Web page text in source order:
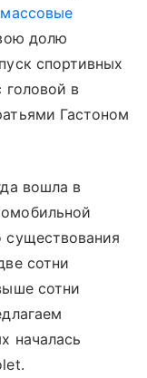
долю
спортивных
головой в
Гастоном
вошла в
сотни
сотни
началась